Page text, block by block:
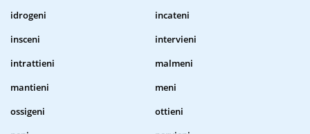
idrogeni
incateni
insceni
intervieni
intrattieni
malmeni
mantieni
meni
ossigeni
ottieni